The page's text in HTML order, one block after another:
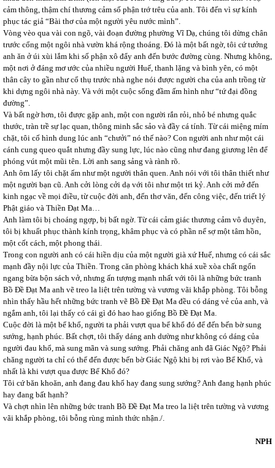
cảm thông, thậm chí thương cảm số phận trớ trêu của anh. Tôi đến vì sự kính
phục tác giả “Bài thơ của một người yêu nước mình”.
Vòng vèo qua vài con ngõ, vài đoạn đường phường Vĩ Dạ, chúng tôi dừng chân
trước cổng một ngôi nhà vườn khá rộng thoáng. Đó là một bất ngờ, tôi cứ tưởng
anh ăn ở úi xùi lắm khi số phận xô đẩy anh đến bước đường cùng. Nhưng không,
một nơi ở đáng mơ ước của nhiều người Huế, thanh lặng và bình yên, có một
thân cây to gần như cổ thụ trước nhà nghe nói được người cha của anh trồng từ
khi dựng ngôi nhà này. Và với một cuộc sống đầm ấm hình như “tứ đại đồng
đường”.
Và bất ngờ hơn, tôi được gặp anh, một con người rắn rỏi, nhỏ bé nhưng quắc
thước, tràn trề sự lạc quan, thông minh sắc sảo và đầy cá tính. Từ cái miệng mím
chặt, tôi cố hình dung lúc anh “chưởi” nó thế nào? Con người anh như một cái
cánh cung queo quắt nhưng đầy sung lực, lúc nào cũng như đang giương lên để
phóng vút một mũi tên. Lời anh sang sảng và rành rõ.
Anh ôm lấy tôi chặt ấm như một người thân quen. Anh nói với tôi thân thiết như
một người bạn cũ. Anh cởi lòng cởi dạ với tôi như một tri kỷ. Anh cởi mở đến
kinh ngạc về mọi điều, từ cuộc đời anh, đến thơ văn, đến công việc, đến triết lý
Phật giáo và Thiền Đạt Ma…
Anh làm tôi bị choáng ngợp, bị bất ngờ. Từ cái cảm giác thương cảm vô duyên,
tôi bị khuất phục thành kính trọng, khâm phục và có phần nể sợ một tâm hồn,
một cốt cách, một phong thái.
Trong con người anh có cái hiền dịu của một người già xứ Huế, nhưng có cái sắc
mạnh đầy nội lực của Thiền. Trong căn phòng khách khá xuề xòa chất ngổn
ngang bừa bộn sách vở, nhưng ấn tượng mạnh nhất với tôi là những bức tranh
Bồ Đề Đạt Ma anh vẽ treo la liệt trên tường và vương vãi khắp phòng. Tôi bỗng
nhìn thấy hầu hết những bức tranh vẽ Bồ Đề Đạt Ma đều có dáng vẻ của anh, và
ngắm anh, tôi lại thấy có cái gì đó hao hao giống Bồ Đề Đạt Ma.
Cuộc đời là một bể khổ, người ta phải vượt qua bể khổ đó để đến bến bờ sung
sướng, hạnh phúc. Bất chợt, tôi thấy dáng anh dường như không có dáng của
người đau khổ, mà sung mãn và sung sướng. Phải chăng anh đã Giác Ngộ? Phải
chăng người ta chỉ có thể đến được bến bờ Giác Ngộ khi bị rơi vào Bể Khổ, và
nhất là khi vượt qua được Bể Khổ đó?
Tôi cứ băn khoăn, anh đang đau khổ hay đang sung sướng? Anh đang hạnh phúc
hay đang bất hạnh?
Và chợt nhìn lên những bức tranh Bồ Đề Đạt Ma treo la liệt trên tường và vương
vãi khắp phòng, tôi bỗng rùng mình thức nhận./.
NPH